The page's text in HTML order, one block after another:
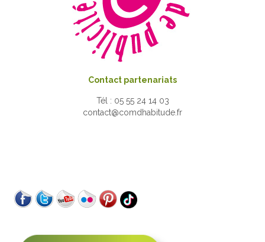
Contact partenariats
Tél : 05 55 24 14 03
contact@comdhabitude.fr